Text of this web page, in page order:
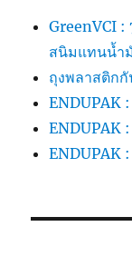
GreenVCI :
สนิมแทนน้ำ
ถุงพลาสติก
ENDUPAK
ENDUPAK
ENDUPAK